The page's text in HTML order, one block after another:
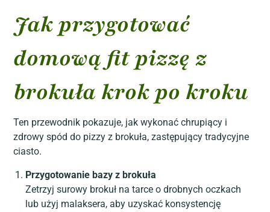
Jak przygotować
domową fit pizzę z
brokuła krok po kroku
Ten przewodnik pokazuje, jak wykonać chrupiący i
zdrowy spód do pizzy z brokuła, zastępujący tradycyjne
ciasto.
Przygotowanie bazy z brokuła
Zetrzyj surowy brokuł na tarce o drobnych oczkach
lub użyj malaksera, aby uzyskać konsystencję